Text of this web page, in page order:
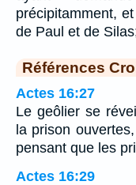
précipitamment,
de Paul et de
Références
Actes 16:27
Le geôlier se
la prison
pensant que les
Actes 16:29